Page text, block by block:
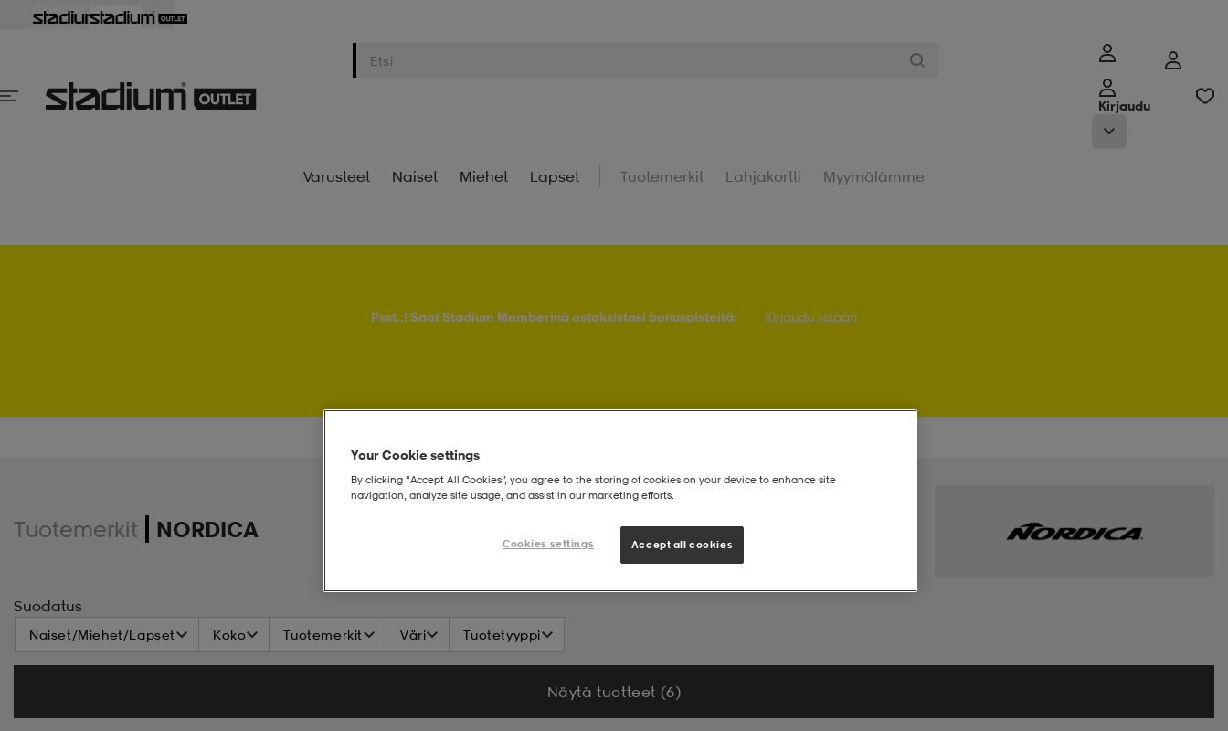
Kirjaudu
Varusteet Naiset Miehet Lapset Tuotemerkit Lahjakortti Myymälämme
Psst..! Saat Stadium Memberinä ostoksistasi bonuspisteitä. Kirjaudu sisään
Tuotemerkit NORDICA
Suodatus
Naiset/Miehet/Lapset Koko Tuotemerkit Väri Tuotetyyppi
Näytä tuotteet (6)
Your Cookie settings
By clicking “Accept All Cookies”, you agree to the storing of cookies on your device to enhance site
navigation, analyze site usage, and assist in our marketing efforts.
Cookies settings Accept all cookies